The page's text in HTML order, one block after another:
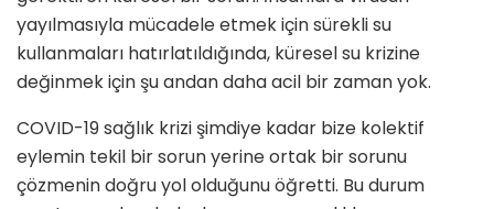
yayılmasıyla mücadele etmek için sürekli su
kullanmaları hatırlatıldığında, küresel su krizine
değinmek için şu andan daha acil bir zaman yok.
COVID-19 sağlık krizi şimdiye kadar bize kolektif
eylemin tekil bir sorun yerine ortak bir sorunu
çözmenin doğru yol olduğunu öğretti. Bu durum